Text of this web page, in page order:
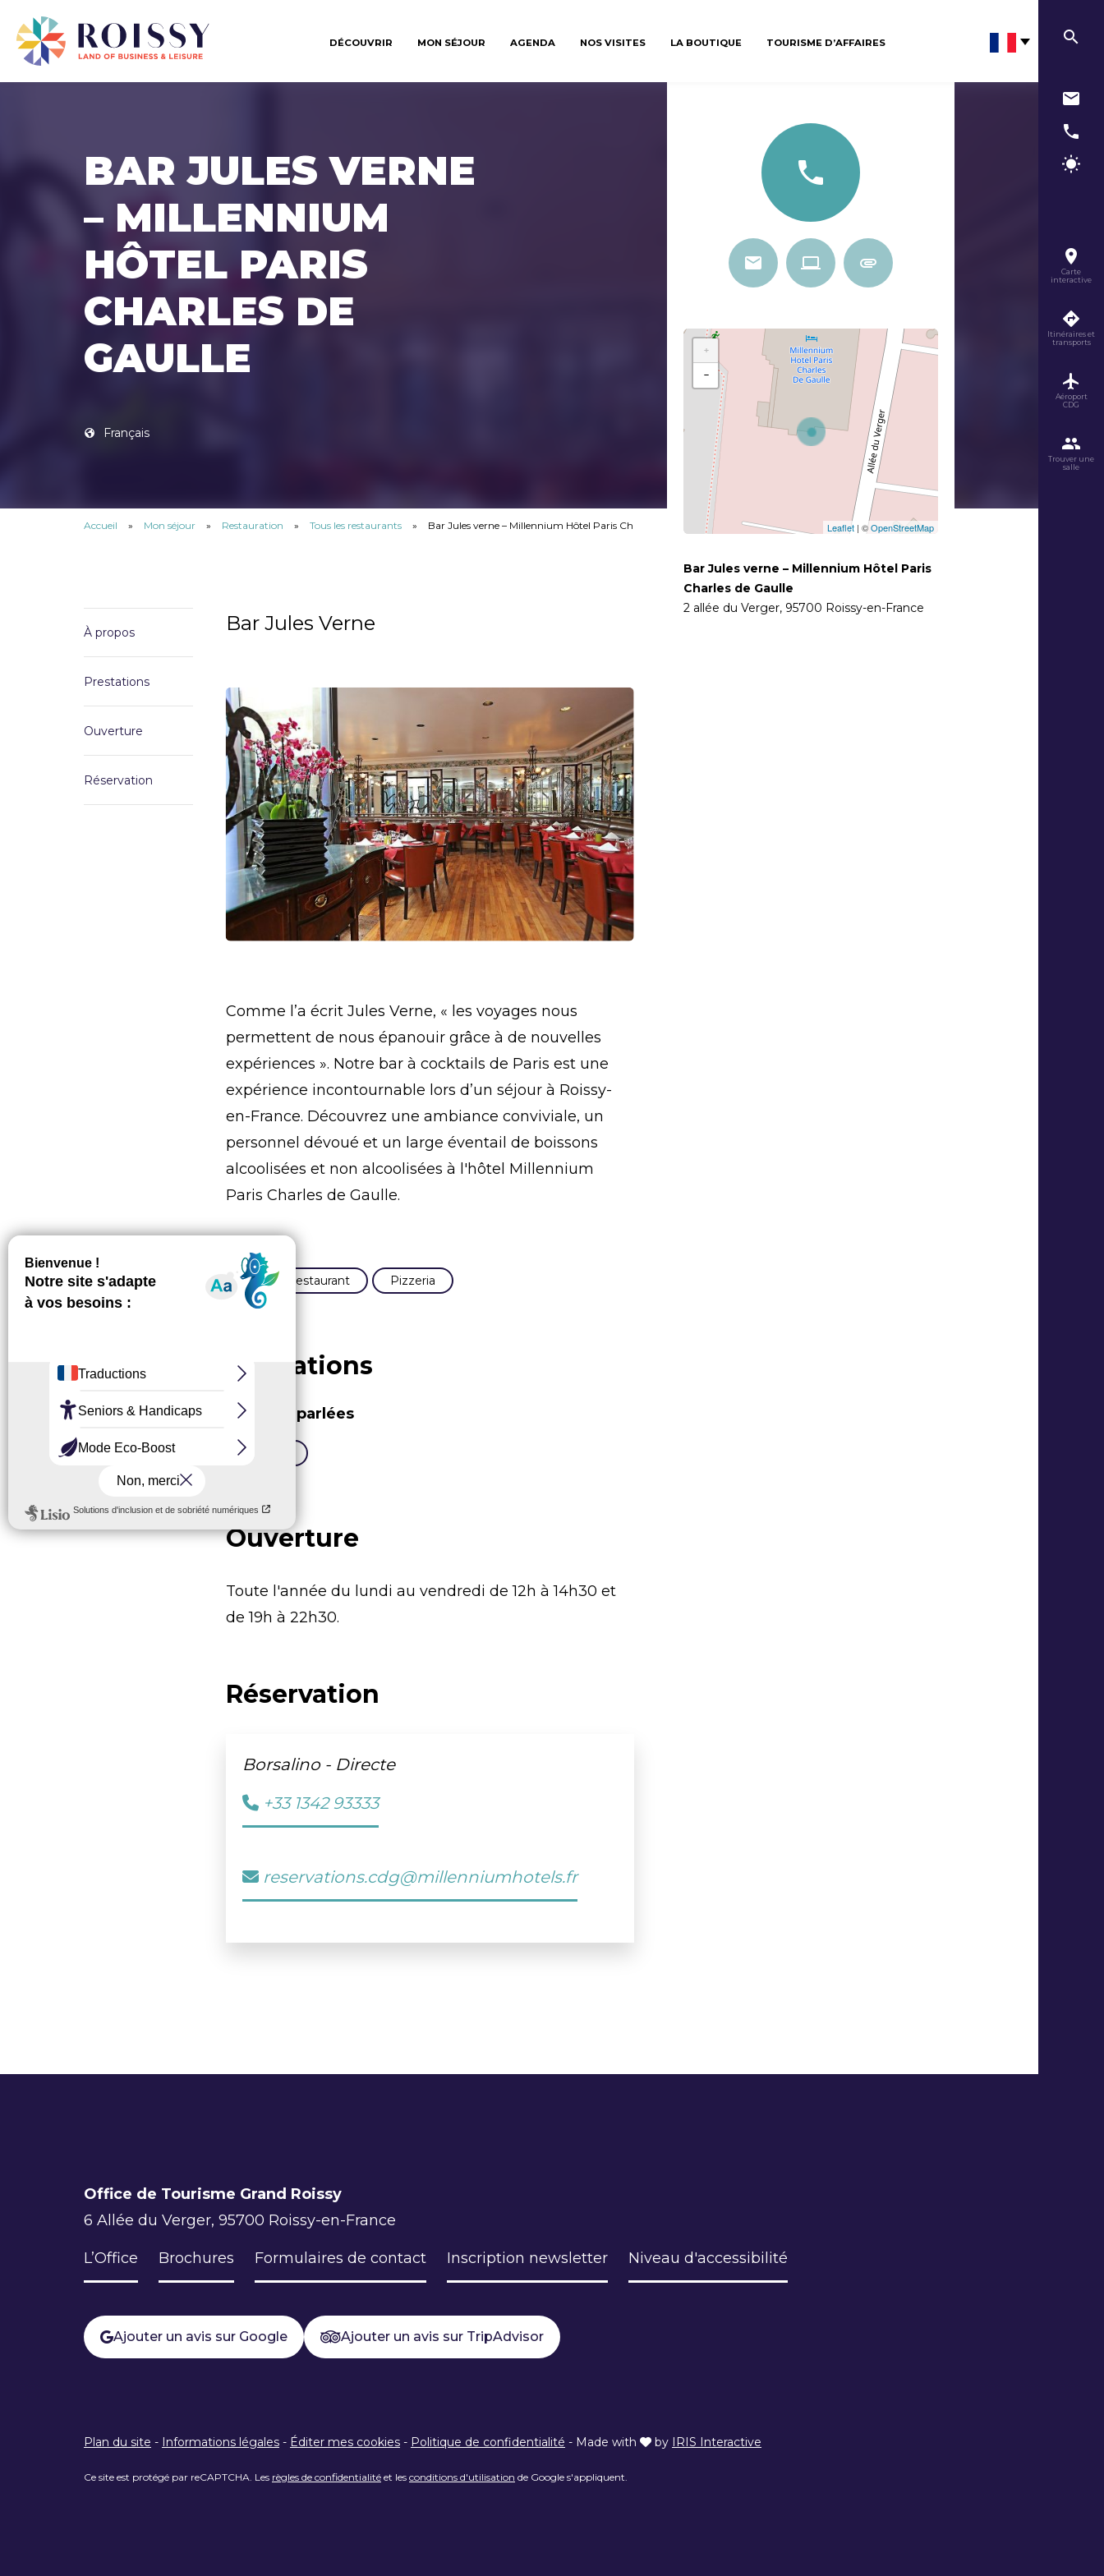
Carte
interactive
Itinéraires et
transports
Aéroport
CDG
Trouver une
salle
DÉCOUVRIR MON SÉJOUR AGENDA NOS VISITES LA BOUTIQUE TOURISME D’AFFAIRES
BAR JULES VERNE
– MILLENNIUM
HÔTEL PARIS
CHARLES DE
GAULLE
Français
Accueil » Mon séjour » Restauration » Tous les restaurants » Bar Jules verne – Millennium Hôtel Paris Charles de Gaulle
À propos
Prestations
Ouverture
Réservation
Bar Jules Verne
Comme l’a écrit Jules Verne, « les voyages nous
permettent de nous épanouir grâce à de nouvelles
expériences ». Notre bar à cocktails de Paris est une
expérience incontournable lors d’un séjour à Roissy-
en-France. Découvrez une ambiance conviviale, un
personnel dévoué et un large éventail de boissons
alcoolisées et non alcoolisées à l'hôtel Millennium
Paris Charles de Gaulle.
Types
Hôtel - Restaurant Pizzeria
Prestations
Langues parlées
Français
Ouverture
Toute l'année du lundi au vendredi de 12h à 14h30 et
de 19h à 22h30.
Réservation
Borsalino - Directe
+33 1342 93333
reservations.cdg@millenniumhotels.fr
+
−
Leaflet | ©OpenStreetMap
Bar Jules verne – Millennium Hôtel Paris
Charles de Gaulle
2 allée du Verger, 95700 Roissy-en-France
Office de Tourisme Grand Roissy
6 Allée du Verger, 95700 Roissy-en-France
L’Office Brochures Formulaires de contact Inscription newsletter Niveau d'accessibilité
Ajouter un avis sur Google Ajouter un avis sur TripAdvisor
Plan du site - Informations légales - Éditer mes cookies - Politique de confidentialité - Made with by IRIS Interactive
Ce site est protégé par reCAPTCHA. Les règles de confidentialité et les conditions d'utilisation de Google s'appliquent.